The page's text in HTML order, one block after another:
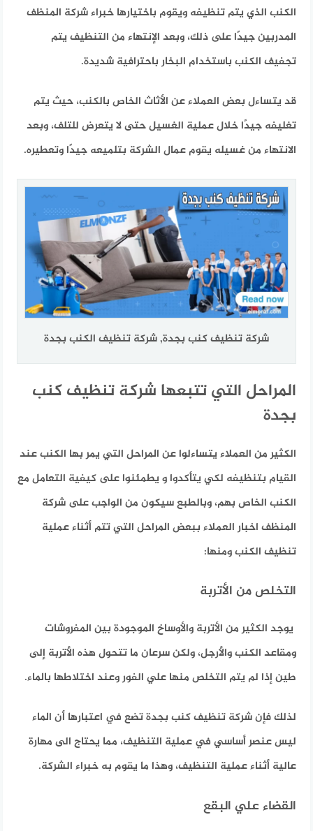
الكنب الذي يتم تنظيفه ويقوم باختيارها خبراء شركة المنظف
المدربين جيدًا على ذلك، وبعد الإنتهاء من التنظيف يتم
تجفيف الكنب باستخدام البخار باحترافية شديدة.
قد يتساءل بعض العملاء عن الأثاث الخاص بالكنب، حيث يتم
تغليفه جيدًا خلال عملية الغسيل حتى لا يتعرض للتلف، وبعد
الانتهاء من غسيله يقوم عمال الشركة بتلميعه جيدًا وتعطيره.
شركة تنظيف كنب بجدة, شركة تنظيف الكنب بجدة
المراحل التي تتبعها شركة تنظيف كنب
بجدة
الكثير من العملاء يتساءلوا عن المراحل التي يمر بها الكنب عند
القيام بتنظيفه لكي يتأكدوا و يطمئنوا على كيفية التعامل مع
الكنب الخاص بهم، وبالطبع سيكون من الواجب على شركة
المنظف اخبار العملاء ببعض المراحل التي تتم أثناء عملية
تنظيف الكنب ومنها:
التخلص من الأتربة
يوجد الكثير من الأتربة والأوساخ الموجودة بين المفروشات
ومقاعد الكنب والأرجل، ولكن سرعان ما تتحول هذه الأتربة إلى
طين إذا لم يتم التخلص منها علي الفور وعند اختلاطها بالماء.
لذلك فإن شركة تنظيف كنب بجدة تضع في اعتبارها أن الماء
ليس عنصر أساسي في عملية التنظيف، مما يحتاج الى مهارة
عالية أثناء عملية التنظيف، وهذا ما يقوم به خبراء الشركة.
القضاء علي البقع